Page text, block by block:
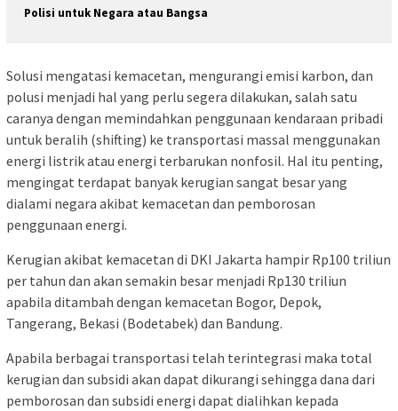
Polisi untuk Negara atau Bangsa
Solusi mengatasi kemacetan, mengurangi emisi karbon, dan
polusi menjadi hal yang perlu segera dilakukan, salah satu
caranya dengan memindahkan penggunaan kendaraan pribadi
untuk beralih (shifting) ke transportasi massal menggunakan
energi listrik atau energi terbarukan nonfosil. Hal itu penting,
mengingat terdapat banyak kerugian sangat besar yang
dialami negara akibat kemacetan dan pemborosan
penggunaan energi.
Kerugian akibat kemacetan di DKI Jakarta hampir Rp100 triliun
per tahun dan akan semakin besar menjadi Rp130 triliun
apabila ditambah dengan kemacetan Bogor, Depok,
Tangerang, Bekasi (Bodetabek) dan Bandung.
Apabila berbagai transportasi telah terintegrasi maka total
kerugian dan subsidi akan dapat dikurangi sehingga dana dari
pemborosan dan subsidi energi dapat dialihkan kepada